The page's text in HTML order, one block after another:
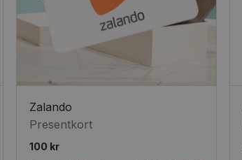
Zalando
Presentkort
100 kr